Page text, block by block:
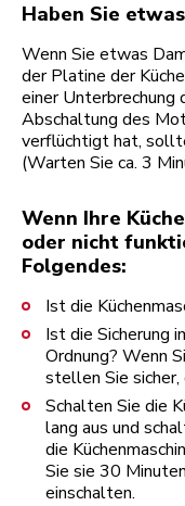
Haben Sie
Wenn Sie etwas
der Platine der
einer Unterbrechung
Abschaltung des
verflüchtigt hat,
(Warten Sie ca. 3
Wenn Ihre
oder nicht
Folgendes:
Ist die
Ist die Sicherung
Ordnung? Wenn
stellen Sie
Schalten Sie die
lang aus und
die
Sie sie 30
einschalten.